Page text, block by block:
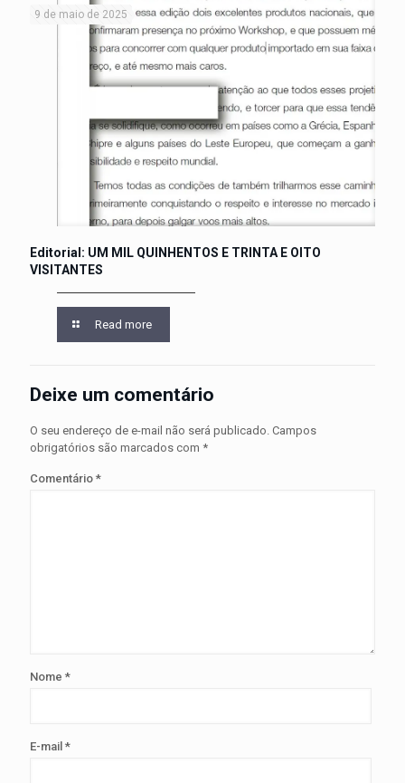
9 de maio de 2025
Editorial: UM MIL QUINHENTOS E TRINTA E OITO
VISITANTES
Read more
Deixe um comentário
O seu endereço de e-mail não será publicado. Campos
obrigatórios são marcados com *
Comentário *
Nome *
E-mail *